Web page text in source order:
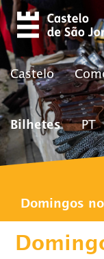
Skip to main
Castelo
Bilhetes PT
Domingos